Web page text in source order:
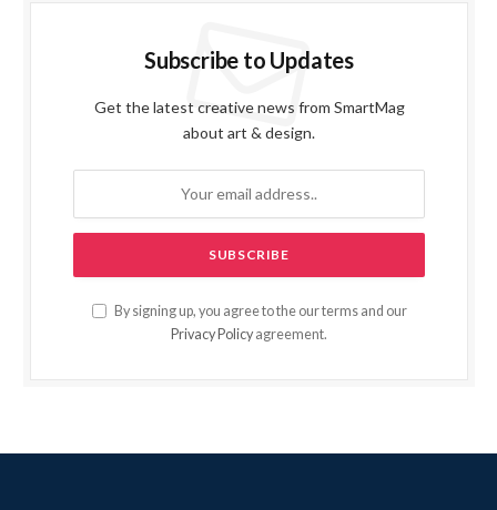
Subscribe to Updates
Get the latest creative news from SmartMag
about art & design.
By signing up, you agree to the our terms and our
Privacy Policy agreement.